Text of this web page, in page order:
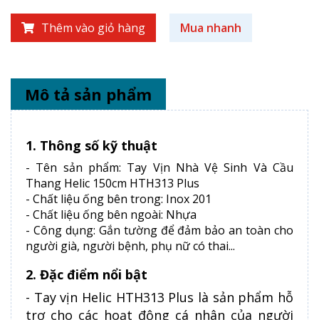
Thêm vào giỏ hàng Mua nhanh
Mô tả sản phẩm
1. Thông số kỹ thuật
- Tên sản phẩm: Tay Vịn Nhà Vệ Sinh Và Cầu
Thang Helic 150cm HTH313 Plus
- Chất liệu ống bên trong: Inox 201
- Chất liệu ống bên ngoài: Nhựa
- Công dụng: Gắn tường để đảm bảo an toàn cho
người già, người bệnh, phụ nữ có thai...
2. Đặc điểm nổi bật
- Tay vịn Helic HTH313 Plus là sản phẩm hỗ
trợ cho các hoạt động cá nhân của người